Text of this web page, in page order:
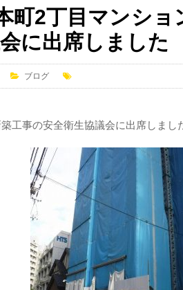
町2丁目マンショ
に出席しました
ブログ
工事の安全衛生協議会に出席しまし